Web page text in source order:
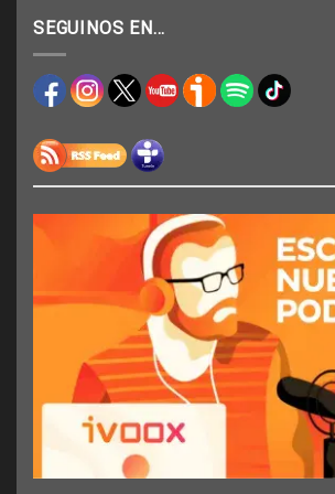
SEGUINOS EN…